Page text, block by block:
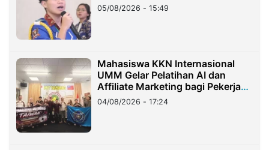
05/08/2026 - 15:49
Mahasiswa KKN Internasional
UMM Gelar Pelatihan AI dan
Affiliate Marketing bagi Pekerja
Migran Indonesia di Taiwan
04/08/2026 - 17:24